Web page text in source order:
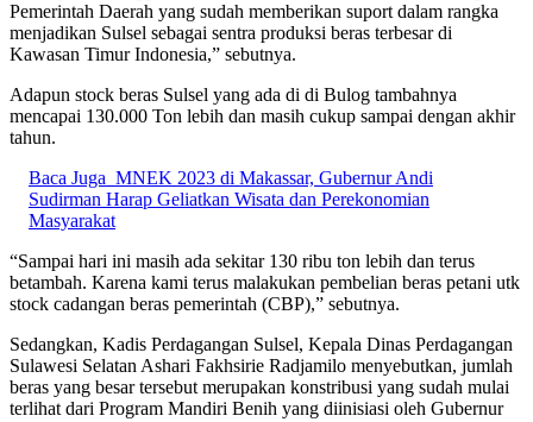
Pemerintah Daerah yang sudah memberikan suport dalam rangka
menjadikan Sulsel sebagai sentra produksi beras terbesar di
Kawasan Timur Indonesia,” sebutnya.
Adapun stock beras Sulsel yang ada di di Bulog tambahnya
mencapai 130.000 Ton lebih dan masih cukup sampai dengan akhir
tahun.
Baca Juga MNEK 2023 di Makassar, Gubernur Andi
Sudirman Harap Geliatkan Wisata dan Perekonomian
Masyarakat
“Sampai hari ini masih ada sekitar 130 ribu ton lebih dan terus
betambah. Karena kami terus malakukan pembelian beras petani utk
stock cadangan beras pemerintah (CBP),” sebutnya.
Sedangkan, Kadis Perdagangan Sulsel, Kepala Dinas Perdagangan
Sulawesi Selatan Ashari Fakhsirie Radjamilo menyebutkan, jumlah
beras yang besar tersebut merupakan konstribusi yang sudah mulai
terlihat dari Program Mandiri Benih yang diinisiasi oleh Gubernur